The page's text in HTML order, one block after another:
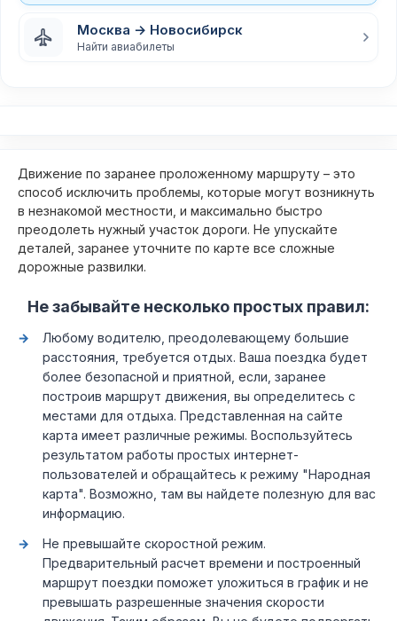
Москва → Новосибирск
Найти авиабилеты
Движение по заранее проложенному маршруту – это
способ исключить проблемы, которые могут возникнуть
в незнакомой местности, и максимально быстро
преодолеть нужный участок дороги. Не упускайте
деталей, заранее уточните по карте все сложные
дорожные развилки.
Не забывайте несколько простых правил:
Любому водителю, преодолевающему большие
расстояния, требуется отдых. Ваша поездка будет
более безопасной и приятной, если, заранее
построив маршрут движения, вы определитесь с
местами для отдыха. Представленная на сайте
карта имеет различные режимы. Воспользуйтесь
результатом работы простых интернет-
пользователей и обращайтесь к режиму "Народная
карта". Возможно, там вы найдете полезную для вас
информацию.
Не превышайте скоростной режим.
Предварительный расчет времени и построенный
маршрут поездки поможет уложиться в график и не
превышать разрешенные значения скорости